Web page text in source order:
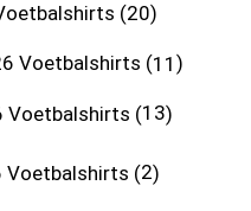
20
Voetbalshirts 11
Voetbalshirts 13
Voetbalshirts 2